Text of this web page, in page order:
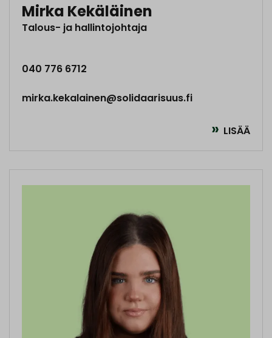
Mirka Kekäläinen
Talous- ja hallintojohtaja
040 776 6712
mirka.kekalainen@solidaarisuus.fi
LISÄÄ